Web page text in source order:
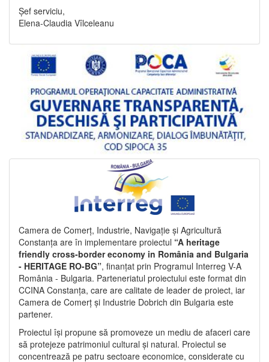
Șef serviciu,
Elena-Claudia Vîlceleanu
Camera de Comerț, Industrie, Navigație și Agricultură
Constanța are în implementare proiectul “A heritage
friendly cross-border economy in România and Bulgaria
- HERITAGE RO-BG”, finanțat prin Programul Interreg V-A
România - Bulgaria. Parteneriatul proiectului este format din
CCINA Constanța, care are calitate de leader de proiect, iar
Camera de Comerț și Industrie Dobrich din Bulgaria este
partener.
Proiectul își propune să promoveze un mediu de afaceri care
să protejeze patrimoniul cultural și natural. Proiectul se
concentrează pe patru sectoare economice, considerate cu